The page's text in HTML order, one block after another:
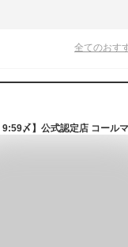
全てのおす